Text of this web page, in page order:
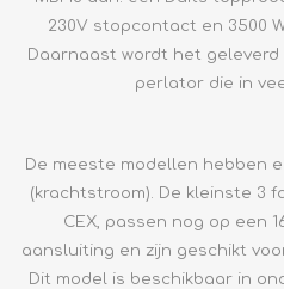
230V stopcontact en 3500
Daarnaast wordt het
perlator die in
De meeste modellen hebben
(krachtstroom). De kleinste 3
CEX, passen nog op een
aansluiting en zijn geschikt
Dit model is beschikbaar in